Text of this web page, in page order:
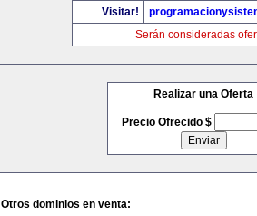
Visitar!
Serán consideradas
Realizar una Oferta
Precio Ofrecido $
Otros dominios en venta: